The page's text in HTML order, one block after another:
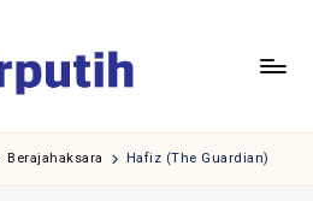
Berajahaksara Hafiz (The Guardian)